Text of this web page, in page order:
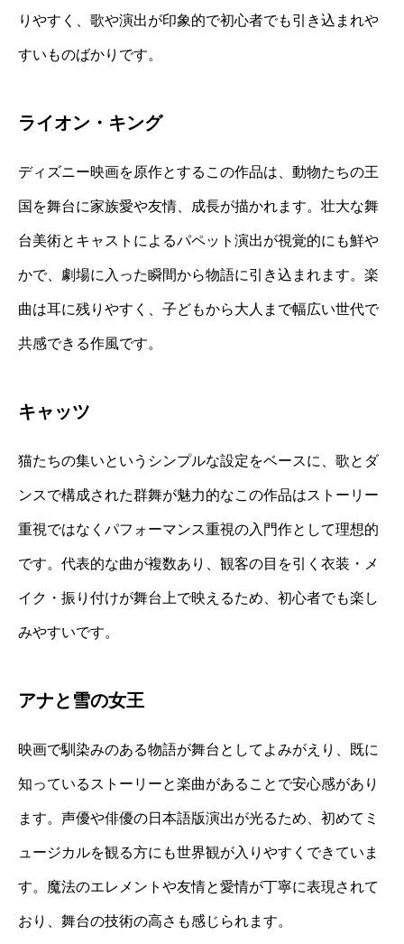
りやすく、歌や演出が印象的で初心者でも引き込まれや
すいものばかりです。
ライオン・キング
ディズニー映画を原作とするこの作品は、動物たちの王
国を舞台に家族愛や友情、成長が描かれます。壮大な舞
台美術とキャストによるパペット演出が視覚的にも鮮や
かで、劇場に入った瞬間から物語に引き込まれます。楽
曲は耳に残りやすく、子どもから大人まで幅広い世代で
共感できる作風です。
キャッツ
猫たちの集いというシンプルな設定をベースに、歌とダ
ンスで構成された群舞が魅力的なこの作品はストーリー
重視ではなくパフォーマンス重視の入門作として理想的
です。代表的な曲が複数あり、観客の目を引く衣装・メ
イク・振り付けが舞台上で映えるため、初心者でも楽し
みやすいです。
アナと雪の女王
映画で馴染みのある物語が舞台としてよみがえり、既に
知っているストーリーと楽曲があることで安心感があり
ます。声優や俳優の日本語版演出が光るため、初めてミ
ュージカルを観る方にも世界観が入りやすくできていま
す。魔法のエレメントや友情と愛情が丁寧に表現されて
おり、舞台の技術の高さも感じられます。